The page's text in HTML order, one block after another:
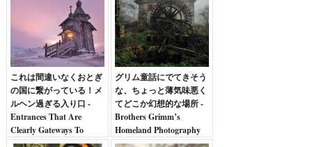
これは間違いなくおとぎ
の国に繋がっている！メ
ルヘン過ぎる入り口 -
Entrances That Are
Clearly Gateways To
Narnia -
グリム童話にでてきそう
な、ちょっと薄気味悪く
てどこか幻想的な場所 -
Brothers Grimm’s
Homeland Photography